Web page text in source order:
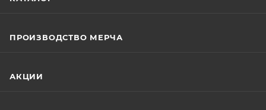
ПРОИЗВОДСТВО МЕРЧА
АКЦИИ